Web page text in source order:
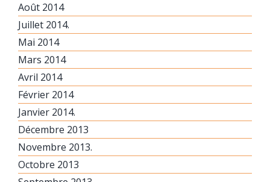
Août 2014
Juillet 2014.
Mai 2014
Mars 2014
Avril 2014
Février 2014
Janvier 2014.
Décembre 2013
Novembre 2013.
Octobre 2013